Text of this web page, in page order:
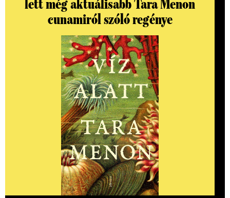
lett még aktuálisabb Tara Menon
cunamiról szóló regénye